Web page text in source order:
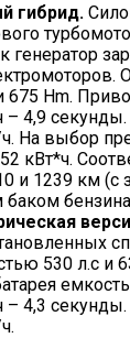
гибрид.
генератор
675 Hm.
– 4,9
На выбор
кВт*ч.
и 1239 км (с
530 л.с и
– 4,3